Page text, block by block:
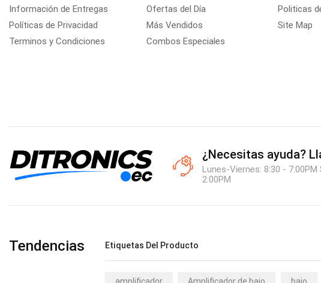
Información de Entregas
Políticas de Privacidad
Terminos y Condiciones
Ofertas del Día
Más Vendidos
Combos Especiales
Politicas
Site Map
¿Necesitas ayuda?
Lunes-Viernes: 8:30 - 7:00PM
2:00PM
Tendencias Etiquetas Del Producto